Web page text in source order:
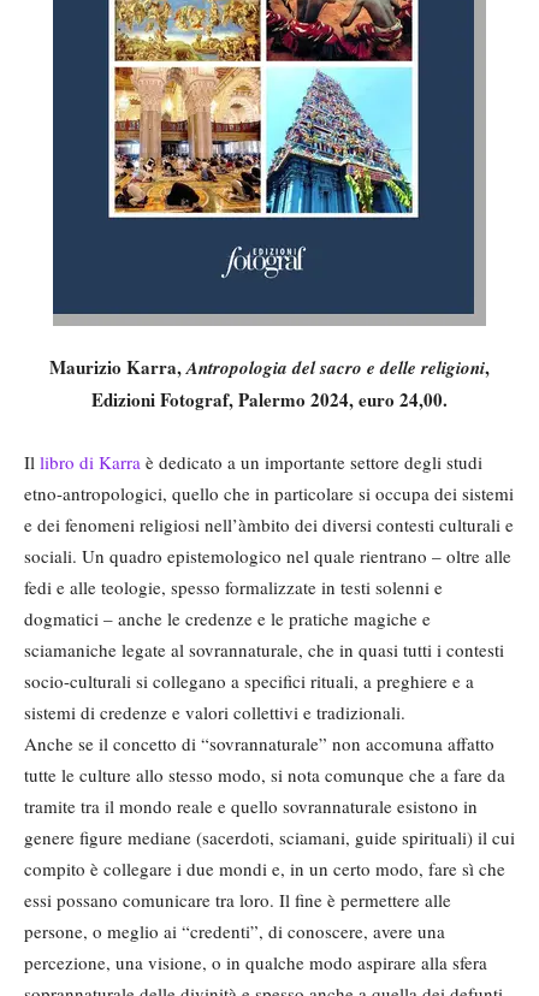
Maurizio Karra,Antropologia del sacro e delle religioni,
Edizioni Fotograf, Palermo 2024, euro 24,00.
Il libro di Karra è dedicato a un importante settore degli studi
etno-antropologici, quello che in particolare si occupa dei sistemi
e dei fenomeni religiosi nell’àmbito dei diversi contesti culturali e
sociali. Un quadro epistemologico nel quale rientrano – oltre alle
fedi e alle teologie, spesso formalizzate in testi solenni e
dogmatici – anche le credenze e le pratiche magiche e
sciamaniche legate al sovrannaturale, che in quasi tutti i contesti
socio-culturali si collegano a specifici rituali, a preghiere e a
sistemi di credenze e valori collettivi e tradizionali.
Anche se il concetto di “sovrannaturale” non accomuna affatto
tutte le culture allo stesso modo, si nota comunque che a fare da
tramite tra il mondo reale e quello sovrannaturale esistono in
genere figure mediane (sacerdoti, sciamani, guide spirituali) il cui
compito è collegare i due mondi e, in un certo modo, fare sì che
essi possano comunicare tra loro. Il fine è permettere alle
persone, o meglio ai “credenti”, di conoscere, avere una
percezione, una visione, o in qualche modo aspirare alla sfera